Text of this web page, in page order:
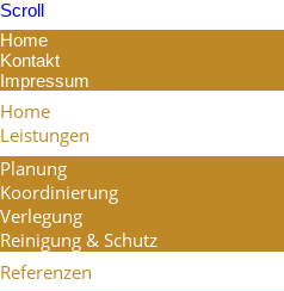
Scroll
Home
Kontakt
Impressum
Home
Leistungen
Planung
Koordinierung
Verlegung
Reinigung & Schutz
Referenzen